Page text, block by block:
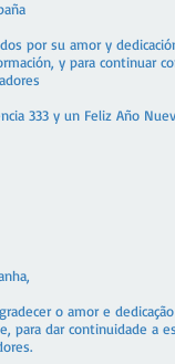
por su amor y
y para continuar
333 y un Feliz Año
o amor e
para dar continuidade